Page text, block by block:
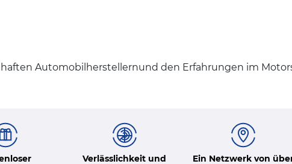
Automobilherstellernund den Erfahrungen im
Verlässlichkeit und
Ein Netzwerk von